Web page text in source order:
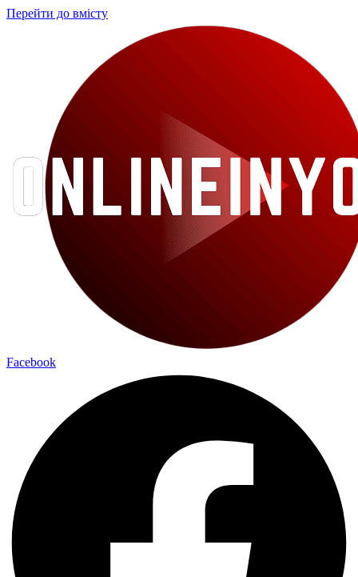
Перейти до вмісту
Facebook